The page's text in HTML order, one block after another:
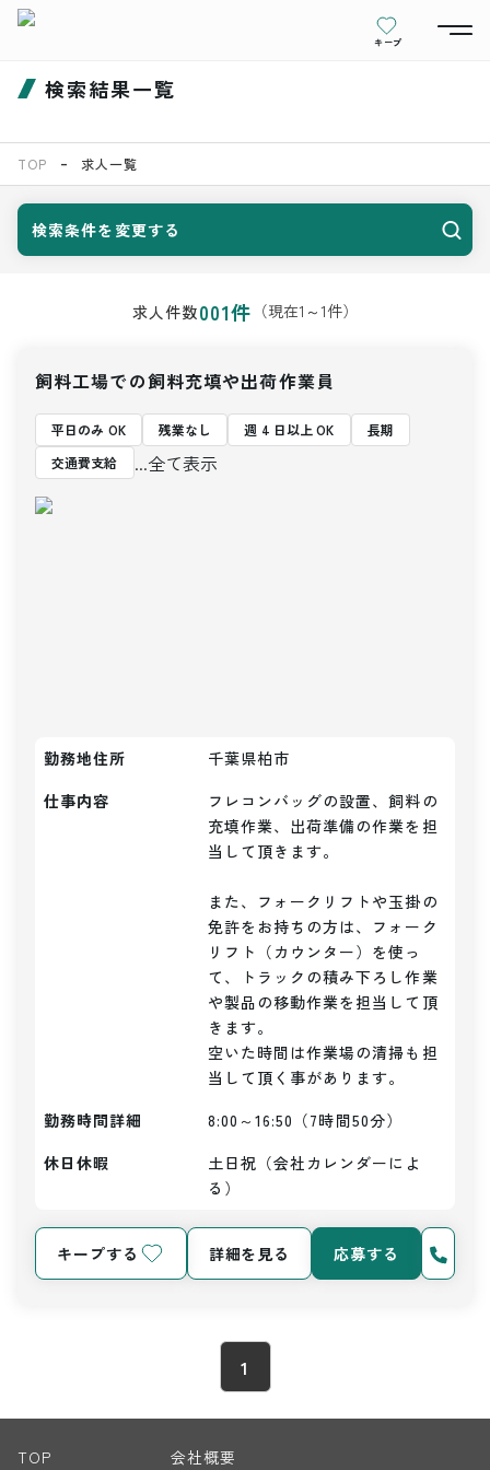
キープ
検索結果一覧
TOP 求人一覧
検索条件を変更する
求人件数001件 （現在1 ～1件）
飼料工場での飼料充填や出荷作業員
平日のみ OK 残業なし 週 4 日以上 OK
長期
交通費支給
...全て表示
勤務地住所
千葉県柏市
仕事内容
フレコンバッグの設置、飼料の
充填作業、出荷準備の作業を担
当して頂きます。
また、フォークリフトや玉掛の
免許をお持ちの方は、フォーク
リフト（カウンター）を使っ
て、トラックの積み下ろし作業
や製品の移動作業を担当して頂
きます。
空いた時間は作業場の清掃も担
当して頂く事があります。
勤務時間詳細
8:00～16:50（7時間50分）
休日休暇
土日祝（会社カレンダーによ
る）
キープする 詳細を見る 応募する
1
TOP 会社概要